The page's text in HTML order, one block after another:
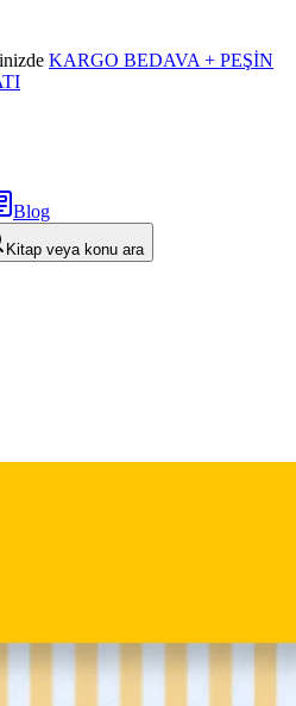
KARGO BEDAVA + PEŞİN
Blog
Kitap veya konu ara